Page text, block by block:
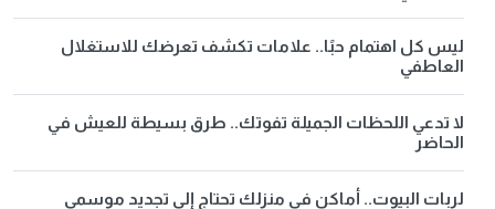
ليس كل اهتمام حبًا.. علامات تكشف تعرضك للاستغلال
العاطفي
لا تدعي اللحظات الجميلة تفوتك.. طرق بسيطة للعيش في
الحاضر
لربات البيوت.. أماكن في منزلك تحتاج إلى تجديد موسمي